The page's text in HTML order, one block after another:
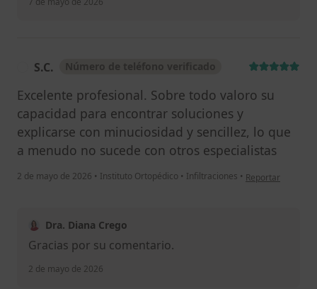
S.C.
Excelente profesional. Sobre todo valoro su
capacidad para encontrar soluciones y
explicarse con minuciosidad y sencillez, lo que
a menudo no sucede con otros especialistas
2 de mayo de 2026 • Instituto Ortopédico • Infiltraciones • en opinión del
Reportar
Dra. Diana Crego
Gracias por su comentario.
2 de mayo de 2026